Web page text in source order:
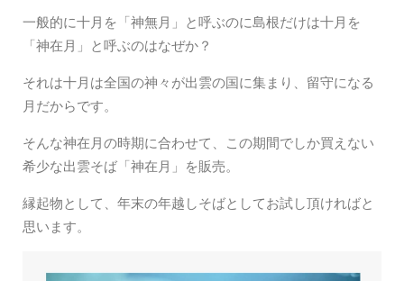
一般的に十月を「神無月」と呼ぶのに島根だけは十月を
「神在月」と呼ぶのはなぜか？
それは十月は全国の神々が出雲の国に集まり、留守になる
月だからです。
そんな神在月の時期に合わせて、この期間でしか買えない
希少な出雲そば「神在月」を販売。
縁起物として、年末の年越しそばとしてお試し頂ければと
思います。